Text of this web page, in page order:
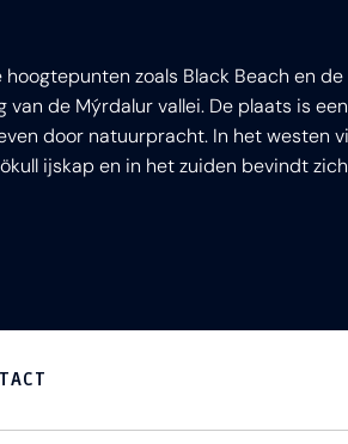
zoals Black Beach en de
de Mýrdalur vallei. De plaats is een
door natuurpracht. In het westen
ijskap en in het zuiden bevindt